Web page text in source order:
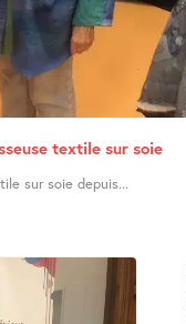
textile sur soie
sur soie depuis...